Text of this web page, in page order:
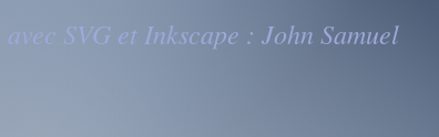
SVG et Inkscape : John Samuel